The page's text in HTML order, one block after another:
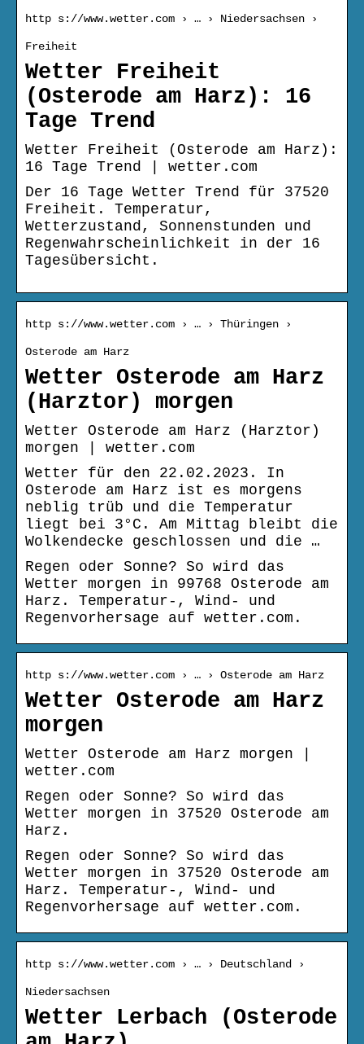
http s://www.wetter.com › … › Niedersachsen ›
Freiheit
Wetter Freiheit
(Osterode am Harz): 16
Tage Trend
Wetter Freiheit (Osterode am Harz):
16 Tage Trend | wetter.com
Der 16 Tage Wetter Trend für 37520
Freiheit. Temperatur,
Wetterzustand, Sonnenstunden und
Regenwahrscheinlichkeit in der 16
Tagesübersicht.
http s://www.wetter.com › … › Thüringen ›
Osterode am Harz
Wetter Osterode am Harz
(Harztor) morgen
Wetter Osterode am Harz (Harztor)
morgen | wetter.com
Wetter für den 22.02.2023. In
Osterode am Harz ist es morgens
neblig trüb und die Temperatur
liegt bei 3°C. Am Mittag bleibt die
Wolkendecke geschlossen und die …
Regen oder Sonne? So wird das
Wetter morgen in 99768 Osterode am
Harz. Temperatur-, Wind- und
Regenvorhersage auf wetter.com.
http s://www.wetter.com › … › Osterode am Harz
Wetter Osterode am Harz
morgen
Wetter Osterode am Harz morgen |
wetter.com
Regen oder Sonne? So wird das
Wetter morgen in 37520 Osterode am
Harz.
Regen oder Sonne? So wird das
Wetter morgen in 37520 Osterode am
Harz. Temperatur-, Wind- und
Regenvorhersage auf wetter.com.
http s://www.wetter.com › … › Deutschland ›
Niedersachsen
Wetter Lerbach (Osterode